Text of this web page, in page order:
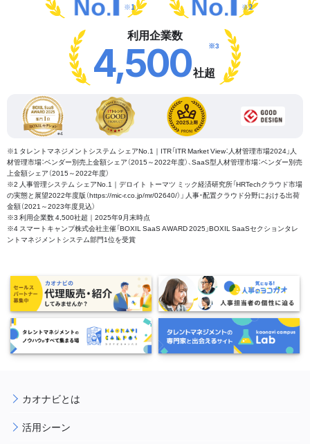
※1 ※2
利用企業数
4,500社超
※3
※1 タレントマネジメントシステム シェアNo.1｜ITR「ITR Market View：人材管理市場2024」人
材管理市場：ベンダー別売上金額シェア（2015～2022年度）、SaaS型人材管理市場：ベンダー別売
上金額シェア（2015～2022年度）
※2 人事管理システム シェアNo.1｜デロイト トーマツ ミック経済研究所「HRTechクラウド市場
の実態と展望2022年度版（https://mic-r.co.jp/mr/02640/）」 人事・配置クラウド分野における出荷
金額（2021～2023年度見込）
※3 利用企業数 4,500社超｜2025年9月末時点
※4 スマートキャンプ株式会社主催「BOXIL SaaS AWARD 2025」BOXIL SaaSセクションタレ
ントマネジメントシステム部門1位を受賞
カオナビとは
活用シーン